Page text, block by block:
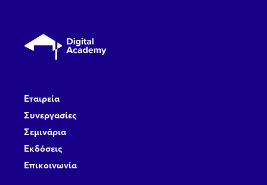
Εταιρεία
Συνεργασίες
Σεμινάρια
Εκδόσεις
Επικοινωνία